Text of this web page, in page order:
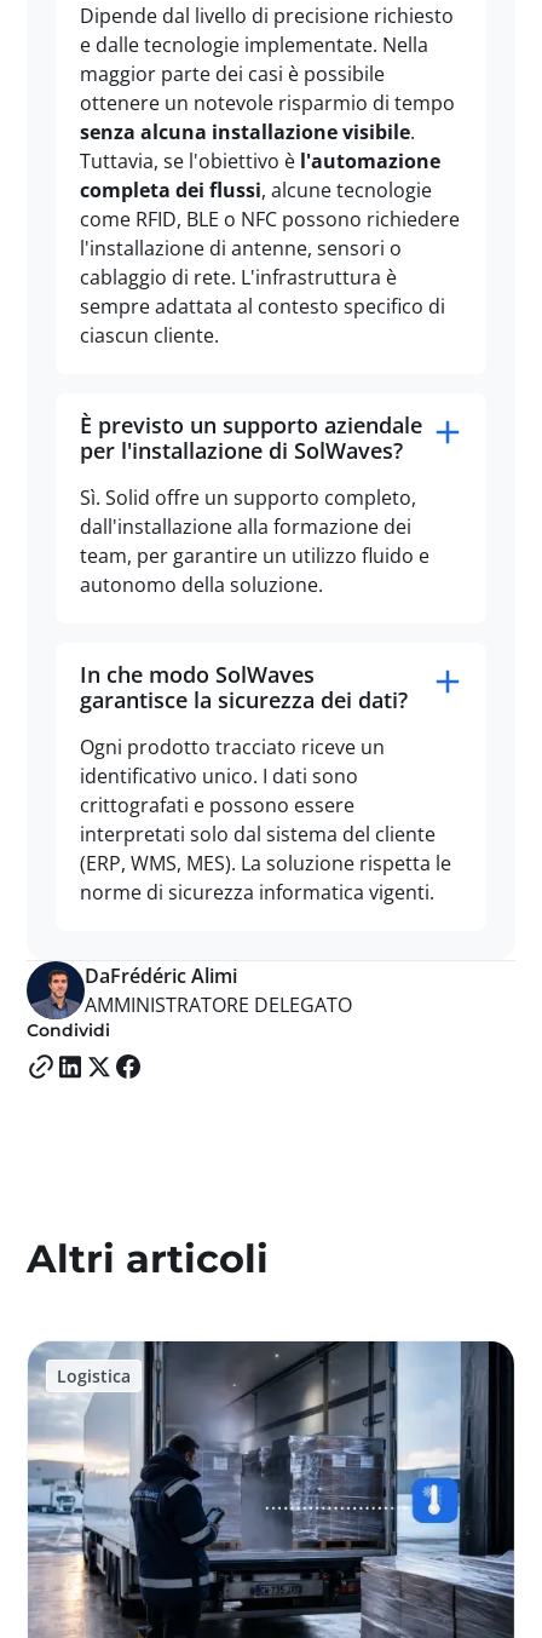
Dipende dal livello di precisione richiesto
e dalle tecnologie implementate. Nella
maggior parte dei casi è possibile
ottenere un notevole risparmio di tempo
senza alcuna installazione visibile.
Tuttavia, se l'obiettivo è l'automazione
completa dei flussi, alcune tecnologie
come RFID, BLE o NFC possono richiedere
l'installazione di antenne, sensori o
cablaggio di rete. L'infrastruttura è
sempre adattata al contesto specifico di
ciascun cliente.
È previsto un supporto aziendale
per l'installazione di SolWaves?
Sì. Solid offre un supporto completo,
dall'installazione alla formazione dei
team, per garantire un utilizzo fluido e
autonomo della soluzione.
In che modo SolWaves
garantisce la sicurezza dei dati?
Ogni prodotto tracciato riceve un
identificativo unico. I dati sono
crittografati e possono essere
interpretati solo dal sistema del cliente
(ERP, WMS, MES). La soluzione rispetta le
norme di sicurezza informatica vigenti.
DaFrédéric Alimi
AMMINISTRATORE DELEGATO
Condividi
Altri articoli
Logistica